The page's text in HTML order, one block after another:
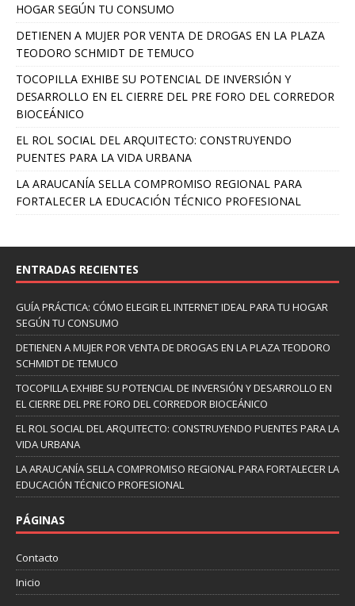
HOGAR SEGÚN TU CONSUMO
DETIENEN A MUJER POR VENTA DE DROGAS EN LA PLAZA
TEODORO SCHMIDT DE TEMUCO
TOCOPILLA EXHIBE SU POTENCIAL DE INVERSIÓN Y
DESARROLLO EN EL CIERRE DEL PRE FORO DEL CORREDOR
BIOCEÁNICO
EL ROL SOCIAL DEL ARQUITECTO: CONSTRUYENDO
PUENTES PARA LA VIDA URBANA
LA ARAUCANÍA SELLA COMPROMISO REGIONAL PARA
FORTALECER LA EDUCACIÓN TÉCNICO PROFESIONAL
ENTRADAS RECIENTES
GUÍA PRÁCTICA: CÓMO ELEGIR EL INTERNET IDEAL PARA TU HOGAR
SEGÚN TU CONSUMO
DETIENEN A MUJER POR VENTA DE DROGAS EN LA PLAZA TEODORO
SCHMIDT DE TEMUCO
TOCOPILLA EXHIBE SU POTENCIAL DE INVERSIÓN Y DESARROLLO EN
EL CIERRE DEL PRE FORO DEL CORREDOR BIOCEÁNICO
EL ROL SOCIAL DEL ARQUITECTO: CONSTRUYENDO PUENTES PARA LA
VIDA URBANA
LA ARAUCANÍA SELLA COMPROMISO REGIONAL PARA FORTALECER LA
EDUCACIÓN TÉCNICO PROFESIONAL
PÁGINAS
Contacto
Inicio